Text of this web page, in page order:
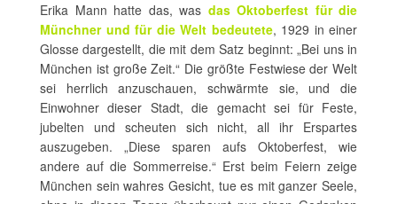
Erika Mann hatte das, was das Oktoberfest für die
Münchner und für die Welt bedeutete, 1929 in einer
Glosse dargestellt, die mit dem Satz beginnt: „Bei uns in
München ist große Zeit.“ Die größte Festwiese der Welt
sei herrlich anzuschauen, schwärmte sie, und die
Einwohner dieser Stadt, die gemacht sei für Feste,
jubelten und scheuten sich nicht, all ihr Erspartes
auszugeben. „Diese sparen aufs Oktoberfest, wie
andere auf die Sommerreise.“ Erst beim Feiern zeige
München sein wahres Gesicht, tue es mit ganzer Seele,